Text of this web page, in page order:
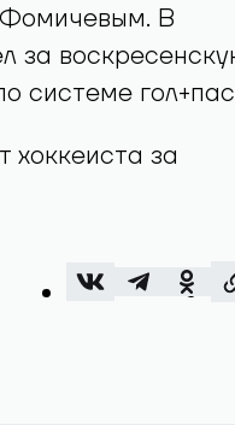
Фомичевым. В
за
системе
хоккеиста за